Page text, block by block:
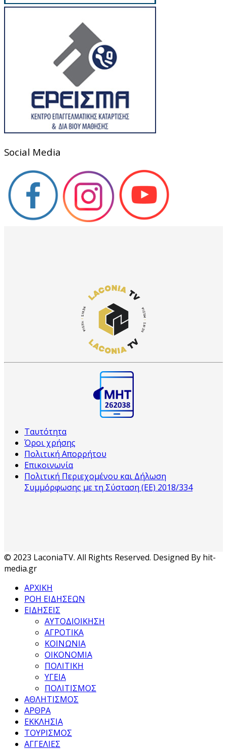
Social Media
Ταυτότητα
Όροι χρήσης
Πολιτική Απορρήτου
Επικοινωνία
Πολιτική Περιεχομένου και Δήλωση
Συμμόρφωσης με τη Σύσταση (ΕΕ) 2018/334
© 2023 LaconiaTV. All Rights Reserved. Designed By hit-
media.gr
ΑΡΧΙΚΗ
ΡΟΗ ΕΙΔΗΣΕΩΝ
ΕΙΔΗΣΕΙΣ
ΑΥΤΟΔΙΟΙΚΗΣΗ
ΑΓΡΟΤΙΚΑ
ΚΟΙΝΩΝΙΑ
ΟΙΚΟΝΟΜΙΑ
ΠΟΛΙΤΙΚΗ
ΥΓΕΙΑ
ΠΟΛΙΤΙΣΜΟΣ
ΑΘΛΗΤΙΣΜΟΣ
ΑΡΘΡΑ
ΕΚΚΛΗΣΙΑ
ΤΟΥΡΙΣΜΟΣ
ΑΓΓΕΛΙΕΣ